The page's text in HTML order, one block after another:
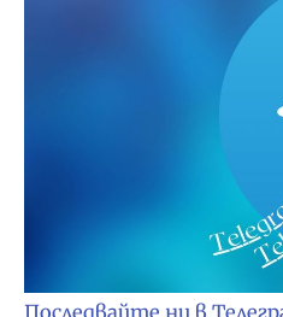
Последвайте ни в